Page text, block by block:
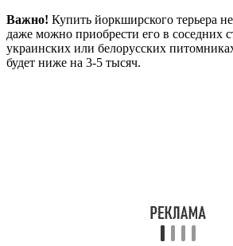
Важно! Купить йоркширского терьера не
даже можно приобрести его в соседних
украинских или белорусских
будет ниже на 3-5 тысяч.